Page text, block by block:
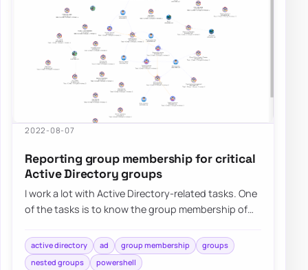
2022-08-07
Reporting group membership for critical
Active Directory groups
I work a lot with Active Directory-related tasks. One
of the tasks is to know the group membership of
active directory ad group membership
groups
nested groups
powershell